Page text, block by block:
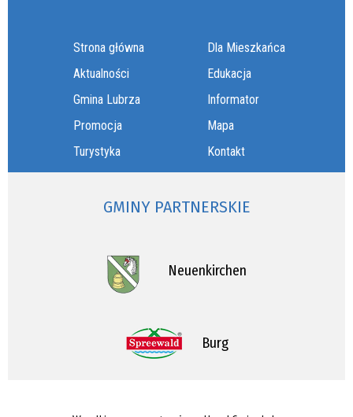
Strona główna
Aktualności
Gmina Lubrza
Promocja
Turystyka
Dla Mieszkańca
Edukacja
Informator
Mapa
Kontakt
GMINY PARTNERSKIE
Neuenkirchen
Burg